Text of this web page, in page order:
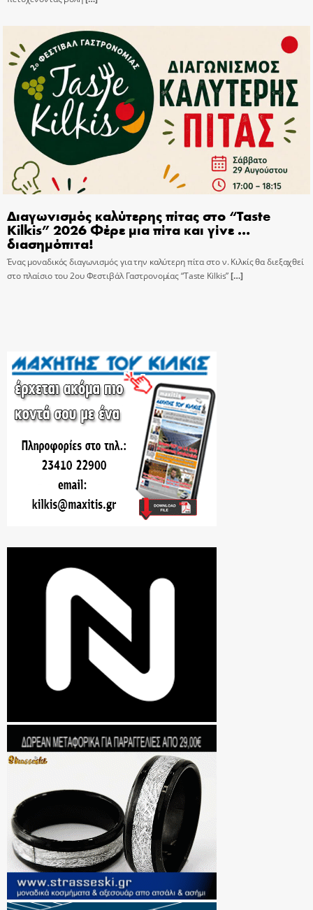
Διαγωνισμός καλύτερης πίτας στο “Taste
Kilkis” 2026 Φέρε μια πίτα και γίνε …
διασημόπιτα!
Ένας μοναδικός διαγωνισμός για την καλύτερη πίτα στο ν. Κιλκίς θα διεξαχθεί
στο πλαίσιο του 2ου Φεστιβάλ Γαστρονομίας “Taste Kilkis”[…]